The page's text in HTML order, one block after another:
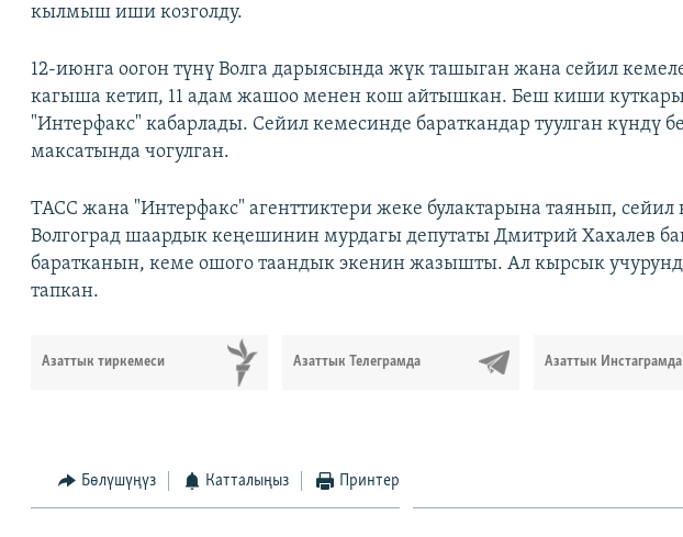
кылмыш иши козголду.
12-июнга оогон түнү Волга дарыясында жүк ташыган жана сейил
кагыша кетип, 11 адам жашоо менен кош айтышкан. Беш киши
"Интерфакс" кабарлады. Сейил кемесинде бараткандар туулган күндү
максатында чогулган.
ТАСС жана "Интерфакс" агенттиктери жеке булактарына таянып, сейил
Волгоград шаардык кеңешинин мурдагы депутаты Дмитрий Хахалев
баратканын, кеме ошого таандык экенин жазышты. Ал кырсык
тапкан.
Азаттык тиркемеси Азаттык Телеграмда Азаттык Инстаграмда
Бөлүшүңүз Катталыңыз Принтер